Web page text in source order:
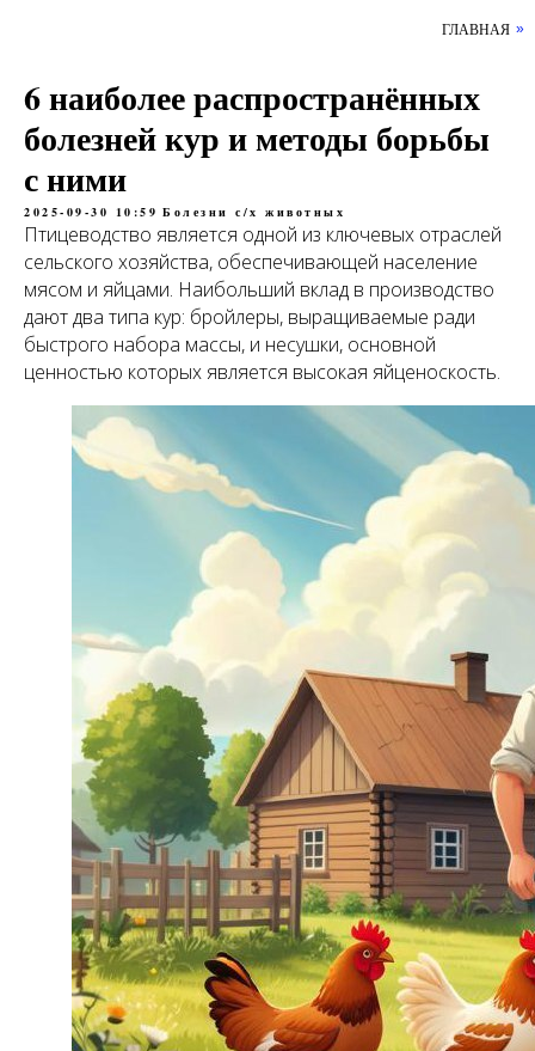
ГЛАВНАЯ »
6 наиболее распространённых
болезней кур и методы борьбы
с ними
2025-09-30 10:59 Болезни с/х животных
Птицеводство является одной из ключевых отраслей
сельского хозяйства, обеспечивающей население
мясом и яйцами. Наибольший вклад в производство
дают два типа кур: бройлеры, выращиваемые ради
быстрого набора массы, и несушки, основной
ценностью которых является высокая яйценоскость.